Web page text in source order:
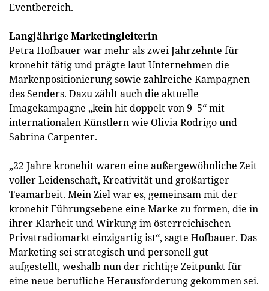
Eventbereich.
Langjährige Marketingleiterin
Petra Hofbauer war mehr als zwei Jahrzehnte für
kronehit tätig und prägte laut Unternehmen die
Markenpositionierung sowie zahlreiche Kampagnen
des Senders. Dazu zählt auch die aktuelle
Imagekampagne „kein hit doppelt von 9–5“ mit
internationalen Künstlern wie Olivia Rodrigo und
Sabrina Carpenter.
„22 Jahre kronehit waren eine außergewöhnliche Zeit
voller Leidenschaft, Kreativität und großartiger
Teamarbeit. Mein Ziel war es, gemeinsam mit der
kronehit Führungsebene eine Marke zu formen, die in
ihrer Klarheit und Wirkung im österreichischen
Privatradiomarkt einzigartig ist“, sagte Hofbauer. Das
Marketing sei strategisch und personell gut
aufgestellt, weshalb nun der richtige Zeitpunkt für
eine neue berufliche Herausforderung gekommen sei.